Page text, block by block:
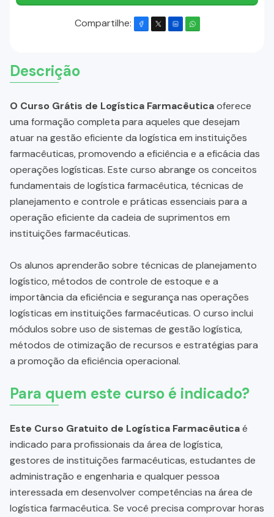
Compartilhe:
Descrição
O Curso Grátis de Logística Farmacêuticaoferece
uma formação completa para aqueles que desejam
atuar na gestão eficiente da logística em instituições
farmacêuticas, promovendo a eficiência e a eficácia das
operações logísticas. Este curso abrange os conceitos
fundamentais de logística farmacêutica, técnicas de
planejamento e controle e práticas essenciais para a
operação eficiente da cadeia de suprimentos em
instituições farmacêuticas.
Os alunos aprenderão sobre técnicas de planejamento
logístico, métodos de controle de estoque e a
importância da eficiência e segurança nas operações
logísticas em instituições farmacêuticas. O curso inclui
módulos sobre uso de sistemas de gestão logística,
métodos de otimização de recursos e estratégias para
a promoção da eficiência operacional.
Para quem este curso é indicado?
Este Curso Gratuito de Logística Farmacêuticaé
indicado para profissionais da área de logística,
gestores de instituições farmacêuticas, estudantes de
administração e engenharia e qualquer pessoa
interessada em desenvolver competências na área de
logística farmacêutica. Se você precisa comprovar horas